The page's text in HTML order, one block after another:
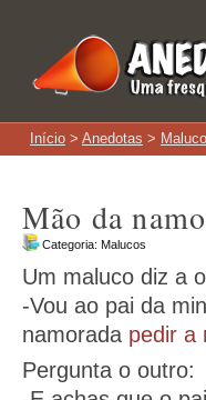
Início > Anedotas >
Mão da
Categoria: Malucos
Um maluco diz a
-Vou ao pai da
namorada pedir a
Pergunta o outro: